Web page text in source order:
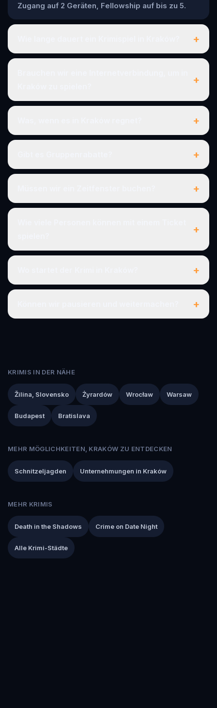
Zugang auf 2 Geräten, Fellowship auf bis zu 5.
+
+
+
+
+
+
+
+
KRIMIS IN DER NÄHE
Žilina, Slovensko Żyrardów Wrocław Warsaw
Budapest Bratislava
MEHR MÖGLICHKEITEN, KRAKÓW ZU ENTDECKEN
Schnitzeljagden Unternehmungen in Kraków
MEHR KRIMIS
Death in the Shadows Crime on Date Night
Alle Krimi-Städte